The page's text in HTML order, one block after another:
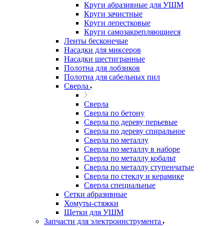
Круги абразивные для УШМ
Круги зачистные
Круги лепестковые
Круги самозакрепляющиеся
Ленты бесконечые
Насадки для миксеров
Насадки шестигранные
Полотна для лобзиков
Полотна для сабельных пил
Сверла
Сверла
Сверла по бетону
Сверла по дереву перьевые
Сверла по дереву спиральное
Сверла по металлу
Сверла по металлу в наборе
Сверла по металлу кобальт
Сверла по металлу ступенчатые
Сверла по стеклу и керамике
Сверла специальные
Сетки абразивные
Хомуты-стяжки
Щетки для УШМ
Запчасти для электроинструмента